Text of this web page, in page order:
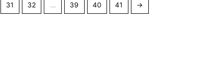
31 32 … 39 40 41 →